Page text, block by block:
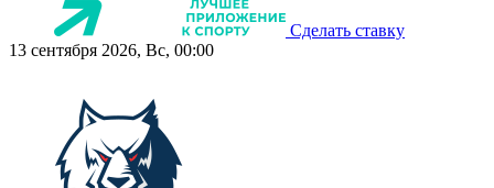
Сделать ставку
13 сентября 2026, Вс, 00:00